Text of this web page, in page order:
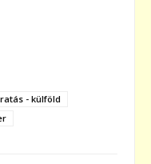
- külföld